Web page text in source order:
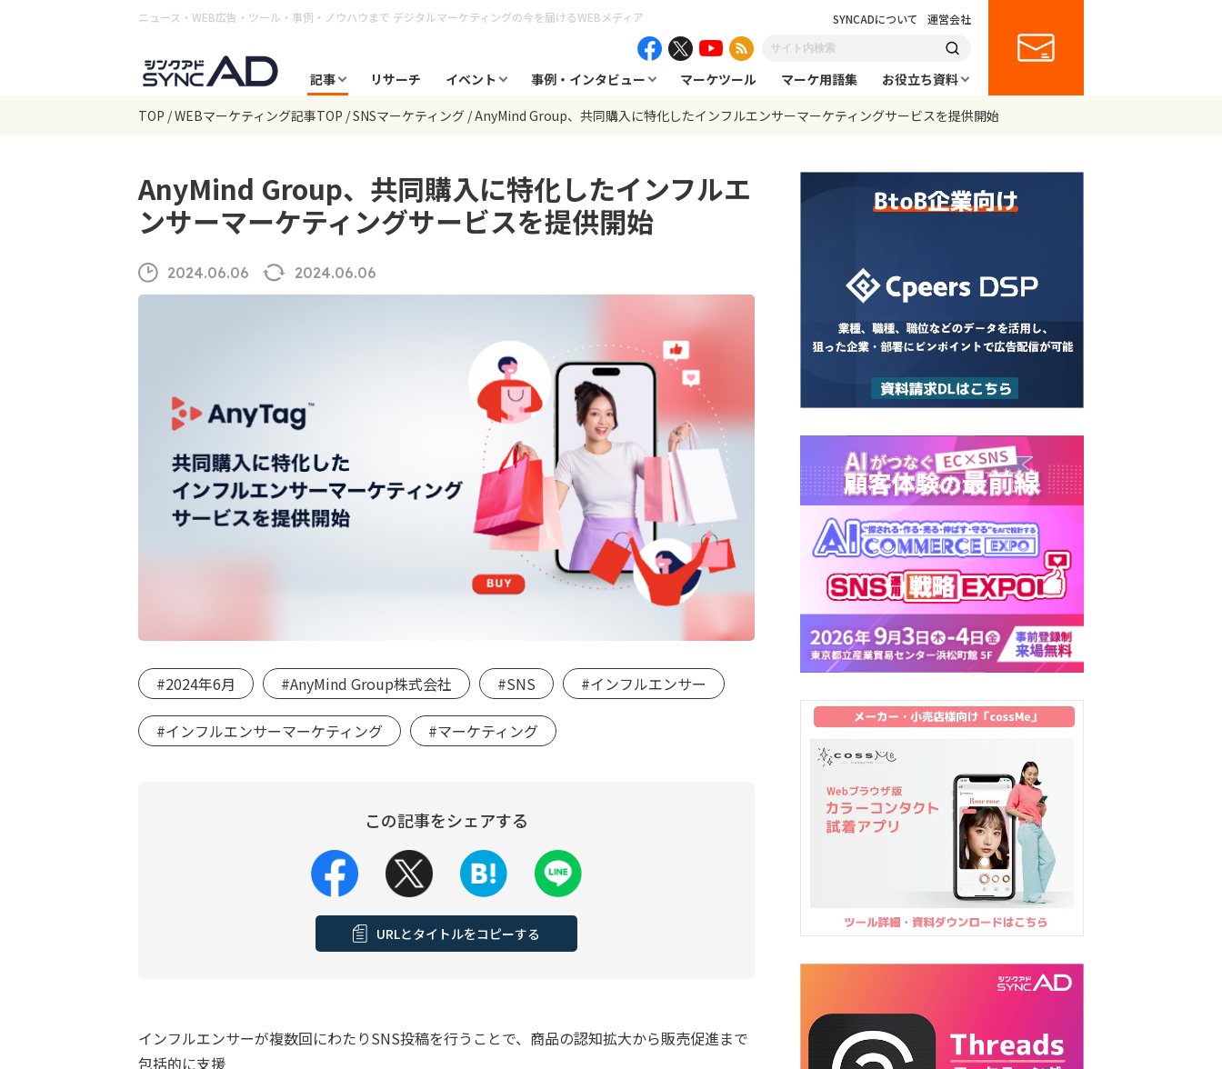
ニュース・WEB広告・ツール・事例・ノウハウまで デジタルマーケティングの今を届けるWEBメディア SYNCADについて 運営会社
記事 リサーチ イベント 事例・インタビュー マーケツール マーケ用語集
お役立ち資料
TOP WEBマーケティング記事TOP SNSマーケティング AnyMind Group、共同購入に特化したインフルエンサーマーケティングサービスを提供開始
AnyMind Group、共同購入に特化したインフルエ
ンサーマーケティングサービスを提供開始
2024.06.06 2024.06.06
#2024年6月 #AnyMind Group株式会社 #SNS #インフルエンサー
#インフルエンサーマーケティング #マーケティング
この記事をシェアする
URLとタイトルをコピーする
インフルエンサーが複数回にわたりSNS投稿を行うことで、商品の認知拡大から販売促進まで
包括的に支援